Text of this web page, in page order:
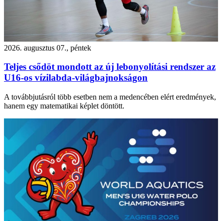
2026. augusztus 07., péntek
Teljes csődöt mondott az új lebonyolítási rendszer az
U16-os vízilabda-világbajnokságon
A továbbjutásról több esetben nem a medencében elért eredmények,
hanem egy matematikai képlet döntött.